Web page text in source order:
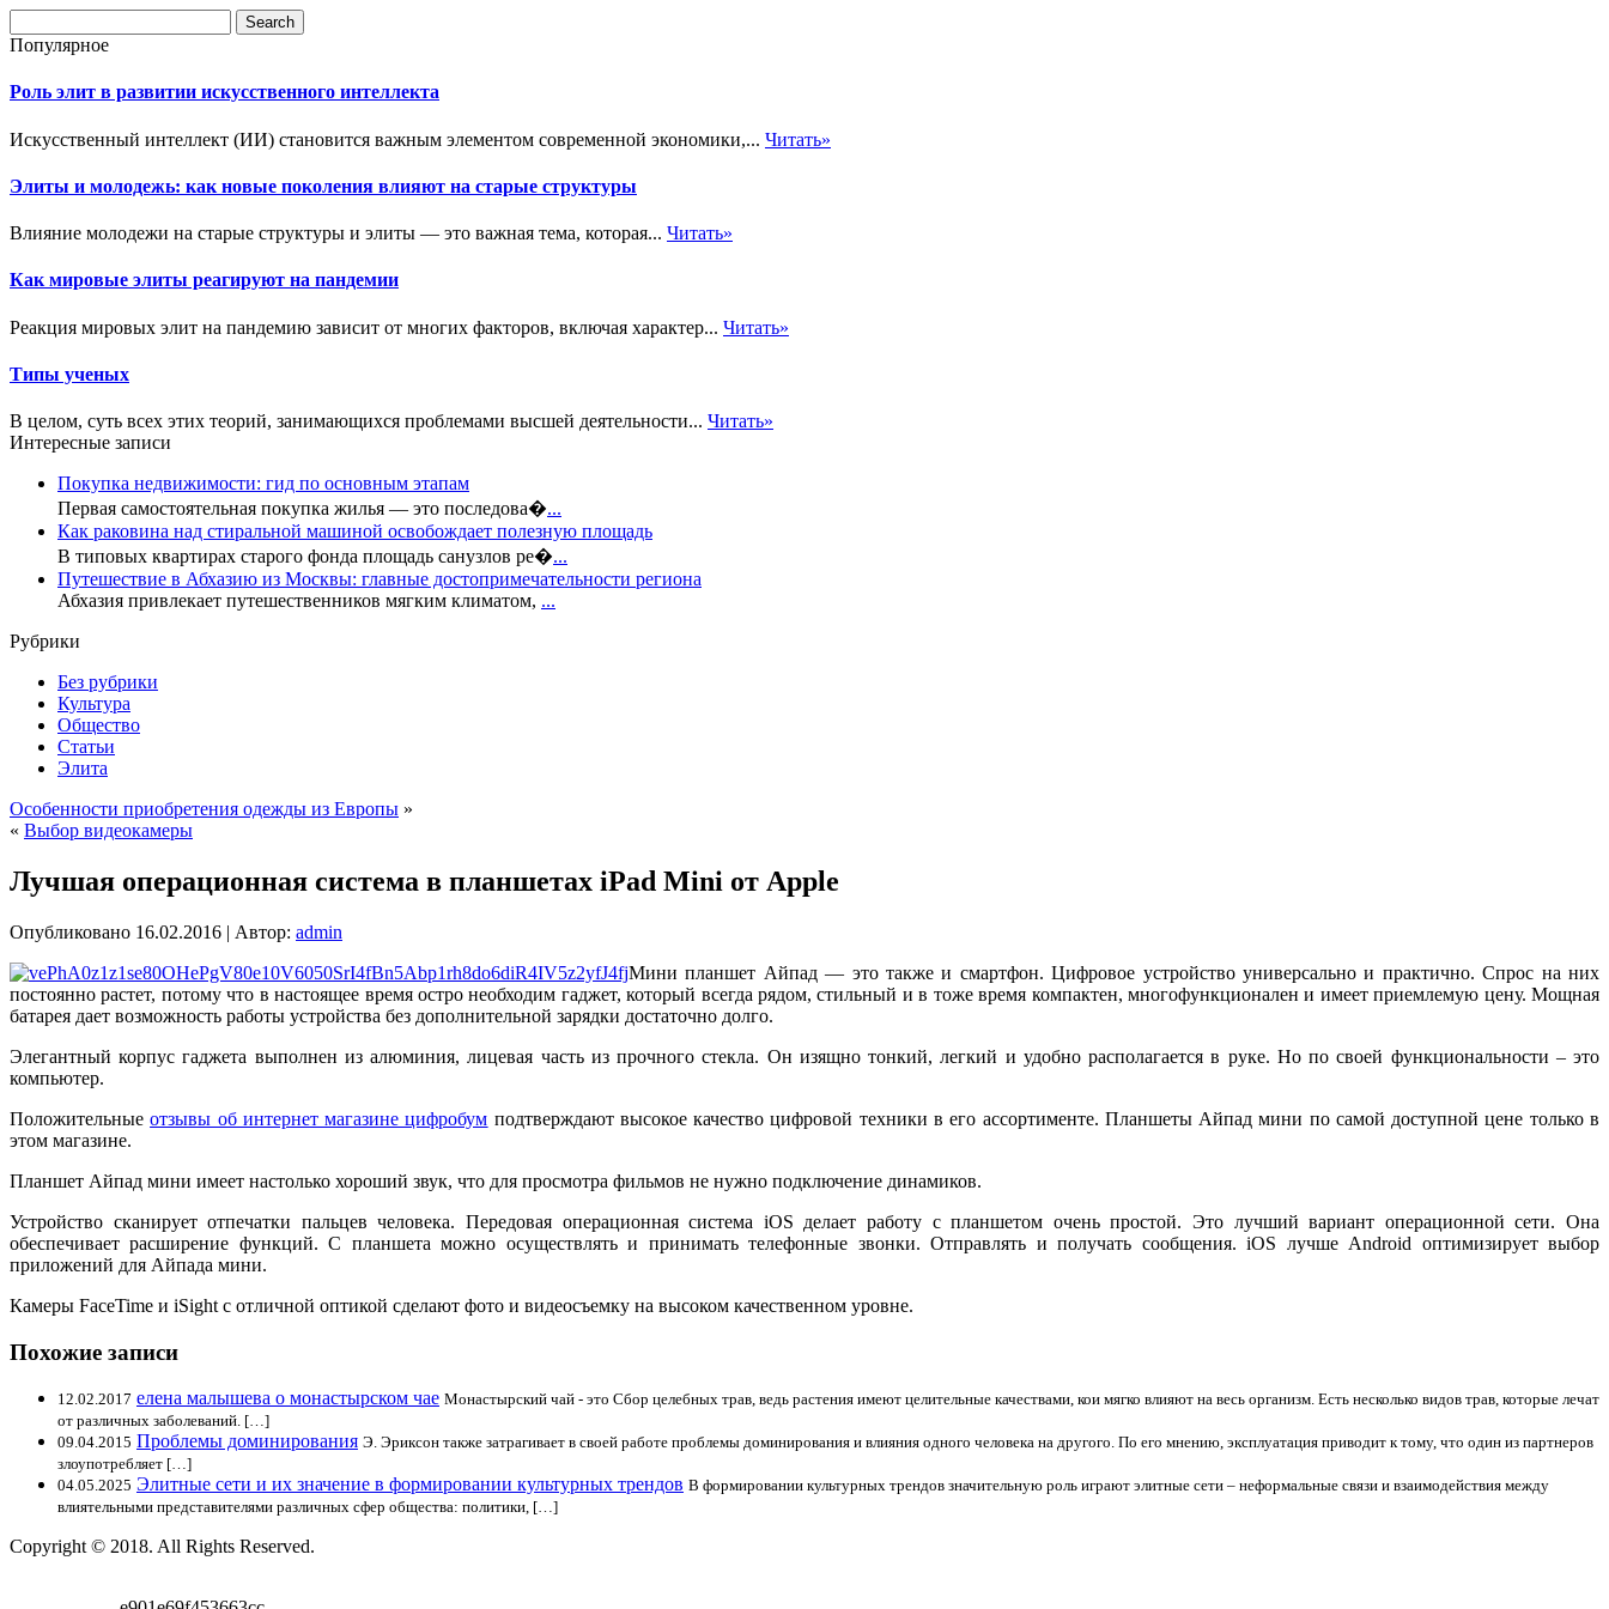
Популярное
Роль элит в развитии искусственного интеллекта
Искусственный интеллект (ИИ) становится важным элементом современной экономики,... Читать»
Элиты и молодежь: как новые поколения влияют на старые структуры
Влияние молодежи на старые структуры и элиты — это важная тема, которая... Читать»
Как мировые элиты реагируют на пандемии
Реакция мировых элит на пандемию зависит от многих факторов, включая характер... Читать»
Типы ученых
В целом, суть всех этих теорий, занимающихся проблемами высшей деятельности... Читать»
Интересные записи
Покупка недвижимости: гид по основным этапам
Первая самостоятельная покупка жилья — это последова�...
Как раковина над стиральной машиной освобождает полезную площадь
В типовых квартирах старого фонда площадь санузлов ре�...
Путешествие в Абхазию из Москвы: главные достопримечательности региона
Абхазия привлекает путешественников мягким климатом, ...
Рубрики
Без рубрики
Культура
Общество
Статьи
Элита
Особенности приобретения одежды из Европы »
« Выбор видеокамеры
Лучшая операционная система в планшетах iPad Mini от Apple
Опубликовано 16.02.2016 | Автор: admin
Мини планшет Айпад — это также и смартфон. Цифровое устройство универсально и практично. Спрос на них
постоянно растет, потому что в настоящее время остро необходим гаджет, который всегда рядом, стильный и в тоже время компактен, многофункционален и имеет приемлемую цену. Мощная
батарея дает возможность работы устройства без дополнительной зарядки достаточно долго.
Элегантный корпус гаджета выполнен из алюминия, лицевая часть из прочного стекла. Он изящно тонкий, легкий и удобно располагается в руке. Но по своей функциональности – это
компьютер.
Положительныеотзывы об интернет магазине цифробум подтверждают высокое качество цифровой техники в его ассортименте. Планшеты Айпад мини по самой доступной цене только в
этом магазине.
Планшет Айпад мини имеет настолько хороший звук, что для просмотра фильмов не нужно подключение динамиков.
Устройство сканирует отпечатки пальцев человека. Передовая операционная система iOS делает работу с планшетом очень простой. Это лучший вариант операционной сети. Она
обеспечивает расширение функций. С планшета можно осуществлять и принимать телефонные звонки. Отправлять и получать сообщения. iOS лучше Android оптимизирует выбор
приложений для Айпада мини.
Камеры FaceTime и iSight с отличной оптикой сделают фото и видеосъемку на высоком качественном уровне.
Похожие записи
12.02.2017 елена малышева о монастырском чае Монастырский чай - это Сбор целебных трав, ведь растения имеют целительные качествами, кои мягко влияют на весь организм. Есть несколько видов трав, которые лечат
от различных заболеваний. […]
09.04.2015 Проблемы доминирования Э. Эриксон также затрагивает в своей работе проблемы доминирования и влияния одного человека на другого. По его мнению, эксплуатация приводит к тому, что один из партнеров
злоупотребляет […]
04.05.2025 Элитные сети и их значение в формировании культурных трендов В формировании культурных трендов значительную роль играют элитные сети – неформальные связи и взаимодействия между
влиятельными представителями различных сфер общества: политики, […]
Copyright © 2018. All Rights Reserved.